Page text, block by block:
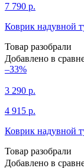
7 790 р.
Коврик надувной
Товар разобрали
Добавлено в
–33%
3 290 р.
4 915 р.
Коврик надувной
Товар разобрали
Добавлено в